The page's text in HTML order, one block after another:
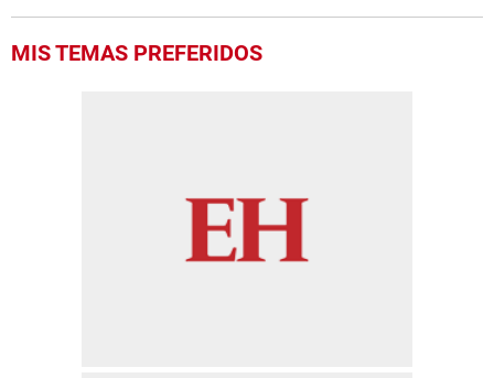
MIS TEMAS PREFERIDOS